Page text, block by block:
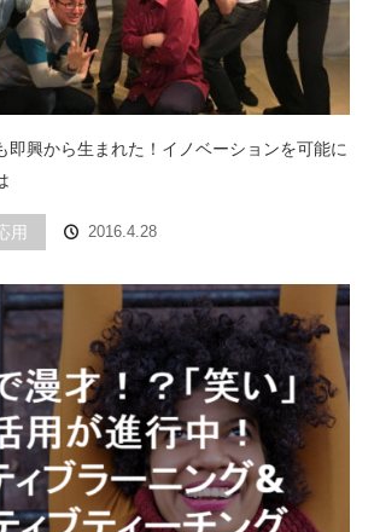
即興から生まれた！イノベーションを可能に
用 2016.4.28